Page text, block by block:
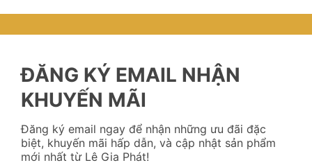
ĐĂNG KÝ EMAIL NHẬN
KHUYẾN MÃI
Đăng ký email ngay để nhận những ưu đãi đặc
biệt, khuyến mãi hấp dẫn, và cập nhật sản phẩm
mới nhất từ Lê Gia Phát!